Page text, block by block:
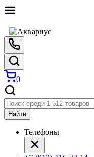
0
Найти
Телефоны